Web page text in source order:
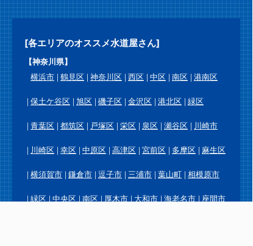
[各エリアのオススメ水道屋さん]
【神奈川県】
横浜市
鶴見区 神奈川区 西区 中区 南区 港南区
保土ケ谷区 旭区 磯子区 金沢区 港北区 緑区
青葉区 都筑区 戸塚区 栄区 泉区 瀬谷区 川崎市
川崎区 幸区 中原区 高津区 宮前区 多摩区 麻生区
横須賀市 鎌倉市 逗子市 三浦市 葉山町 相模原市
緑区 中央区 南区 厚木市 大和市 海老名市 座間市